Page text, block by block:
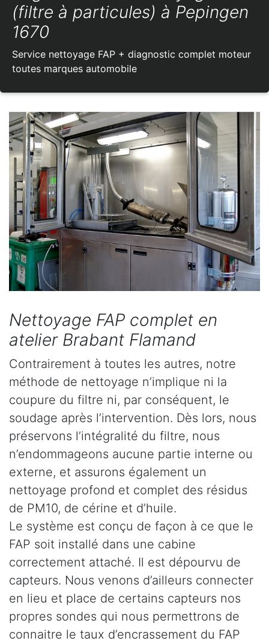
(filtre à particules) à Pepingen
1670
Service nettoyage FAP + diagnostic complet moteur
toutes marques automobile
Nettoyage FAP complet en
atelier Brabant Flamand
Contrairement à toutes les autres, notre
méthode de nettoyage n’implique ni la
coupure du filtre ni, par conséquent, le
soudage après l’intervention. Dès lors, nous
préservons l’intégralité du filtre, nous
n’endommageons aucune partie interne ou
externe, et assurons également un
nettoyage profond et complet des résidus
de PM10, de cérine et d’huile.
Le système est conçu de façon à ce que le
FAP soit installé dans une cabine
correctement attaché. Il est dépourvu de
capteurs. Nous venons d’ailleurs connecter
en lieu et place de certains capteurs nos
propres sondes qui nous permettrons de
connaitre le taux d’encrassement du FAP